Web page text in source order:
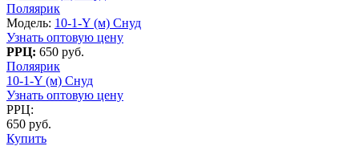
Поляярик
Модель: 10-1-Y (м) Снуд
Узнать оптовую цену
РРЦ: 650 руб.
Поляярик
10-1-Y (м) Снуд
Узнать оптовую цену
РРЦ:
650 руб.
Купить